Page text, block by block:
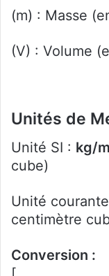
(m) : Masse
(V) : Volume
Unité SI : kg/
cube)
Unité
centimètre
Conversion :